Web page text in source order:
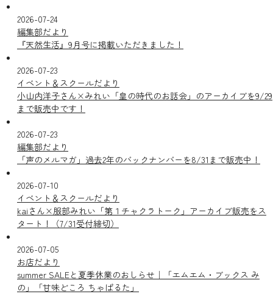
2026-07-24
編集部だより
『天然生活』9月号に掲載いただきました！
2026-07-23
イベント＆スクールだより
小山内洋子さん×みれい「皇の時代のお話会」のアーカイブを9/29
まで販売中です！
2026-07-23
編集部だより
「声のメルマガ」過去2年のバックナンバーを8/31まで販売中！
2026-07-10
イベント＆スクールだより
kaiさん×服部みれい「第１チャクラトーク」アーカイブ販売をス
タート！（7/31受付締切）
2026-07-05
お店だより
summer SALEと夏季休業のおしらせ｜「エムエム・ブックス み
の」「甘味どころ ちゃぱるた」